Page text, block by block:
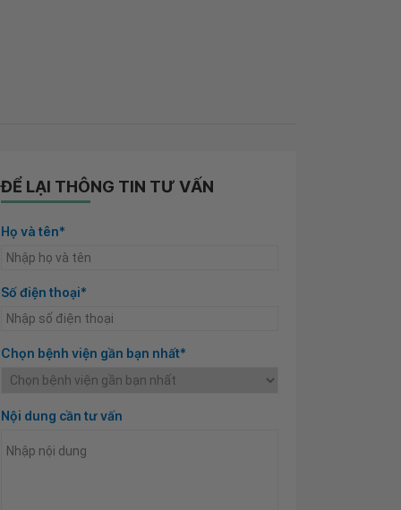
ĐỂ LẠI THÔNG TIN TƯ VẤN
Họ và tên*
Số điện thoại*
Chọn bệnh viện gần bạn nhất*
Nội dung cần tư vấn